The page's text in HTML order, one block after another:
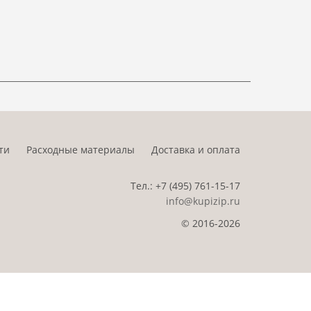
Расходные материалы Доставка и оплата
Тел.: +7 (495) 761-15-17
info@kupizip.ru
© 2016-2026